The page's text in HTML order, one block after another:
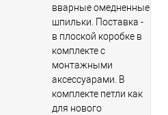
вварные омедненные
шпильки. Поставка -
в плоской коробке в
комплекте с
монтажными
аксессуарами. В
комплекте петли как
для нового